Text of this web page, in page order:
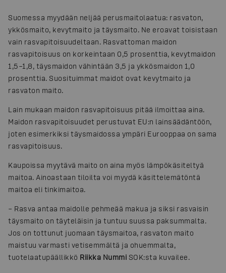
Suomessa myydään neljää perusmaitolaatua: rasvaton,
ykkösmaito, kevytmaito ja täysmaito. Ne eroavat toisistaan
vain rasvapitoisuudeltaan. Rasvattoman maidon
rasvapitoisuus on korkeintaan 0,5 prosenttia, kevytmaidon
1,5–1,8, täysmaidon vähintään 3,5 ja ykkösmaidon 1,0
prosenttia. Suosituimmat maidot ovat kevytmaito ja
rasvaton maito.
Lain mukaan maidon rasvapitoisuus pitää ilmoittaa aina.
Maidon rasvapitoisuudet perustuvat EU:n lainsäädäntöön,
joten esimerkiksi täysmaidossa ympäri Eurooppaa on sama
rasvapitoisuus.
Kaupoissa myytävä maito on aina myös lämpökäsiteltyä
maitoa. Ainoastaan tiloilta voi myydä käsittelemätöntä
maitoa eli tinkimaitoa.
– Rasva antaa maidolle pehmeää makua ja siksi rasvaisin
täysmaito on täyteläisin ja tuntuu suussa paksummalta.
Jos on tottunut juomaan täysmaitoa, rasvaton maito
maistuu varmasti vetisemmältä ja ohuemmalta,
tuotelaatupäällikkö Riikka Nummi SOK:sta kuvailee.